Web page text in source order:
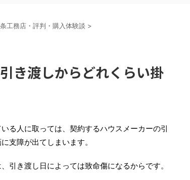
工務店・評判・購入体験談 >
き渡しからどれくらい掛
る人に取っては、契約するハウスメーカーの引
支障が出てしまいます。
引き渡し日によっては致命傷になるからです。